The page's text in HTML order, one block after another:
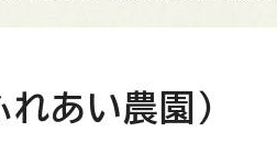
あい農園）